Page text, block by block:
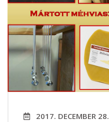
2017. DECEMBER 28.